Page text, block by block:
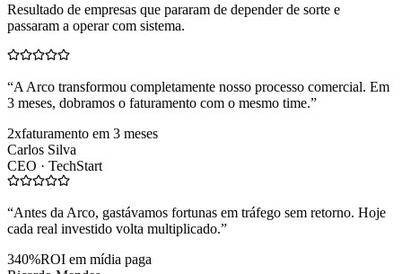
Resultado de empresas que pararam de depender de sorte e
passaram a operar com sistema.
“A Arco transformou completamente nosso processo comercial. Em
3 meses, dobramos o faturamento com o mesmo time.”
2xfaturamento em 3 meses
Carlos Silva
CEO · TechStart
“Antes da Arco, gastávamos fortunas em tráfego sem retorno. Hoje
cada real investido volta multiplicado.”
340%ROI em mídia paga